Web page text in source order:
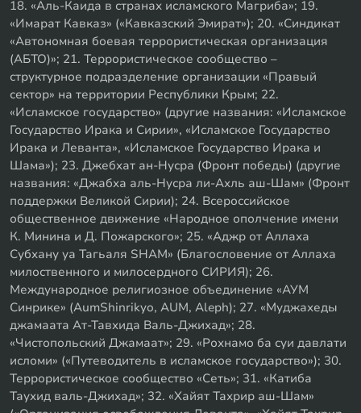
18. «Аль-Каида в странах исламского Магриба»; 19.
«Имарат Кавказ» («Кавказский Эмират»); 20. «Синдикат
«Автономная боевая террористическая организация
(АБТО)»; 21. Террористическое сообщество –
структурное подразделение организации «Правый
сектор» на территории Республики Крым; 22.
«Исламское государство» (другие названия: «Исламское
Государство Ирака и Сирии», «Исламское Государство
Ирака и Леванта», «Исламское Государство Ирака и
Шама»); 23. Джебхат ан-Нусра (Фронт победы) (другие
названия: «Джабха аль-Нусра ли-Ахль аш-Шам» (Фронт
поддержки Великой Сирии); 24. Всероссийское
общественное движение «Народное ополчение имени
К. Минина и Д. Пожарского»; 25. «Аджр от Аллаха
Субхану уа Тагьаля SHAM» (Благословение от Аллаха
милоственного и милосердного СИРИЯ); 26.
Международное религиозное объединение «АУМ
Синрике» (AumShinrikyo, AUM, Aleph); 27. «Муджахеды
джамаата Ат-Тавхида Валь-Джихад»; 28.
«Чистопольский Джамаат»; 29. «Рохнамо ба суи давлати
исломи» («Путеводитель в исламское государство»); 30.
Террористическое сообщество «Сеть»; 31. «Катиба
Таухид валь-Джихад»; 32. «Хайят Тахрир аш-Шам»